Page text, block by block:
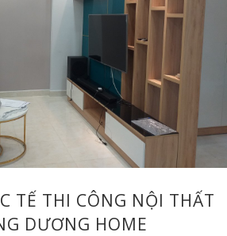
TẾ THI CÔNG NỘI THẤT
DƯƠNG HOME